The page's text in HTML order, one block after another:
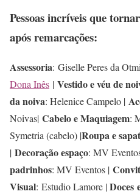
Pessoas incríveis que
após remarcações:
Assessoria: Giselle Peres da
Dona Inês | Vestido e véu de
da noiva: Helenice Campelo |
Noivas| Cabelo e Maquiagem:
Symetria (cabelo) |Roupa e
| Decoração espaço: MV
padrinhos: MV Eventos |
Visual: Estudio Lamore |Doces